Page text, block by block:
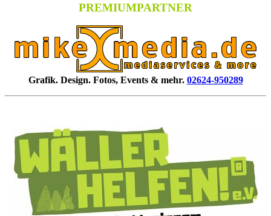
PREMIUMPARTNER
Grafik. Design. Fotos, Events & mehr. 02624-950289